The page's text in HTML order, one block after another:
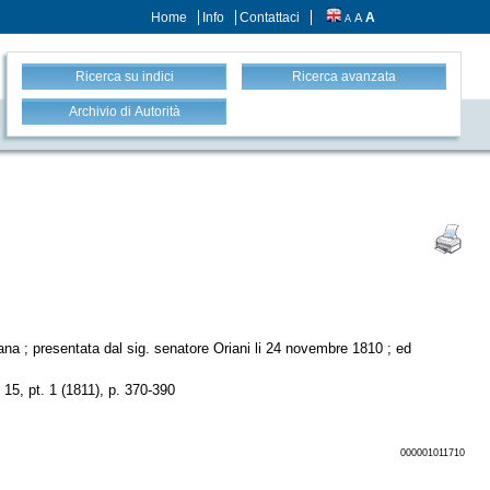
Home Info Contattaci A A A
Ricerca su indici Ricerca avanzata
Archivio di Autorità